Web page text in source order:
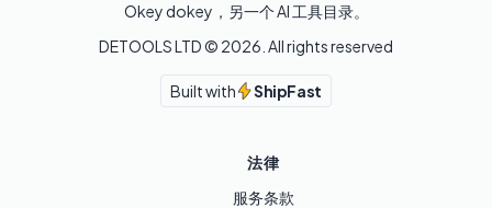
Okey dokey，另一个 AI 工具目录。
DETOOLS LTD © 2026 . All rights reserved
Built with ShipFast
法律
服务条款